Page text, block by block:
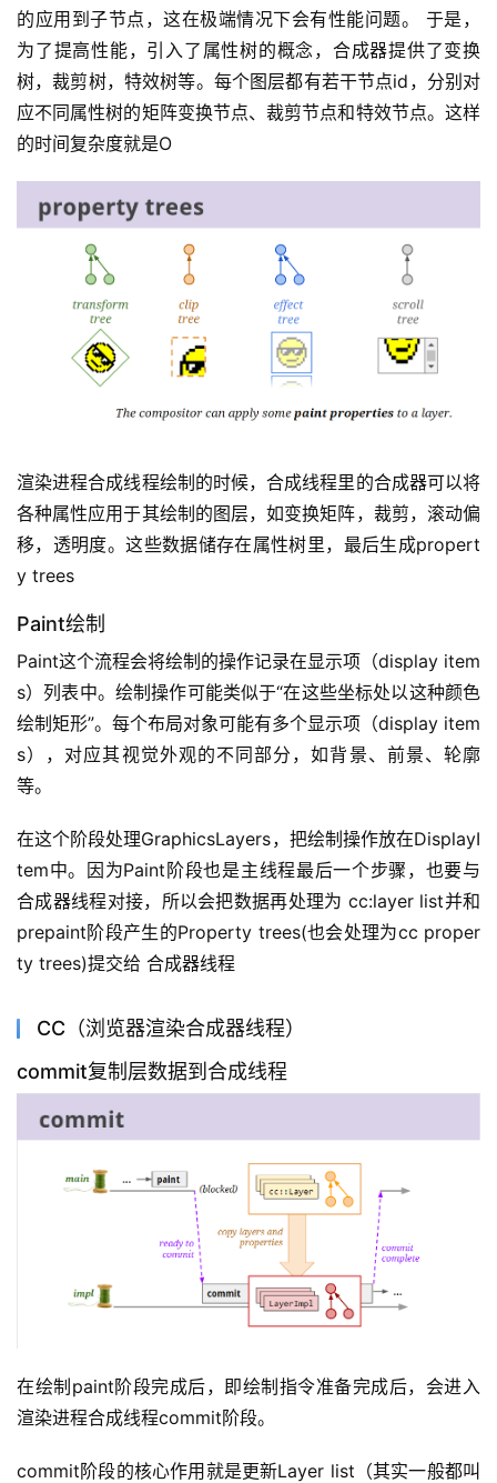
的应用到子节点，这在极端情况下会有性能问题。 于是，
为了提高性能，引入了属性树的概念，合成器提供了变换
树，裁剪树，特效树等。每个图层都有若干节点id，分别对
应不同属性树的矩阵变换节点、裁剪节点和特效节点。这样
的时间复杂度就是O
渲染进程合成线程绘制的时候，合成线程里的合成器可以将
各种属性应用于其绘制的图层，如变换矩阵，裁剪，滚动偏
移，透明度。这些数据储存在属性树里，最后生成propert
y trees
Paint绘制
Paint这个流程会将绘制的操作记录在显示项（display item
s）列表中。绘制操作可能类似于“在这些坐标处以这种颜色
绘制矩形”。每个布局对象可能有多个显示项（display item
s），对应其视觉外观的不同部分，如背景、前景、轮廓
等。
在这个阶段处理GraphicsLayers，把绘制操作放在DisplayI
tem中。因为Paint阶段也是主线程最后一个步骤，也要与
合成器线程对接，所以会把数据再处理为 cc:layer list并和
prepaint阶段产生的Property trees(也会处理为cc proper
ty trees)提交给 合成器线程
CC（浏览器渲染合成器线程）
commit复制层数据到合成线程
在绘制paint阶段完成后，即绘制指令准备完成后，会进入
渲染进程合成线程commit阶段。
commit阶段的核心作用就是更新Layer list（其实一般都叫